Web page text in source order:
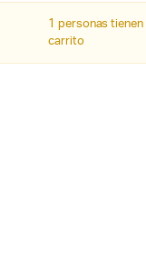
1 personas
carrito